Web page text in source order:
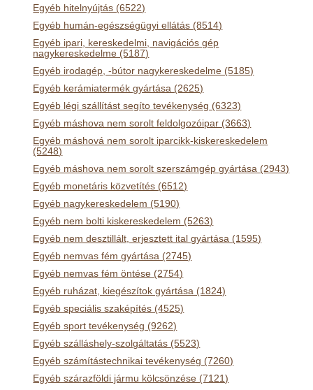
Egyéb hitelnyújtás (6522)
Egyéb humán-egészségügyi ellátás (8514)
Egyéb ipari, kereskedelmi, navigációs gép
nagykereskedelme (5187)
Egyéb irodagép, -bútor nagykereskedelme (5185)
Egyéb kerámiatermék gyártása (2625)
Egyéb légi szállítást segíto tevékenység (6323)
Egyéb máshova nem sorolt feldolgozóipar (3663)
Egyéb máshová nem sorolt iparcikk-kiskereskedelem
(5248)
Egyéb máshova nem sorolt szerszámgép gyártása (2943)
Egyéb monetáris közvetítés (6512)
Egyéb nagykereskedelem (5190)
Egyéb nem bolti kiskereskedelem (5263)
Egyéb nem desztillált, erjesztett ital gyártása (1595)
Egyéb nemvas fém gyártása (2745)
Egyéb nemvas fém öntése (2754)
Egyéb ruházat, kiegészítok gyártása (1824)
Egyéb speciális szaképítés (4525)
Egyéb sport tevékenység (9262)
Egyéb szálláshely-szolgáltatás (5523)
Egyéb számítástechnikai tevékenység (7260)
Egyéb szárazföldi jármu kölcsönzése (7121)